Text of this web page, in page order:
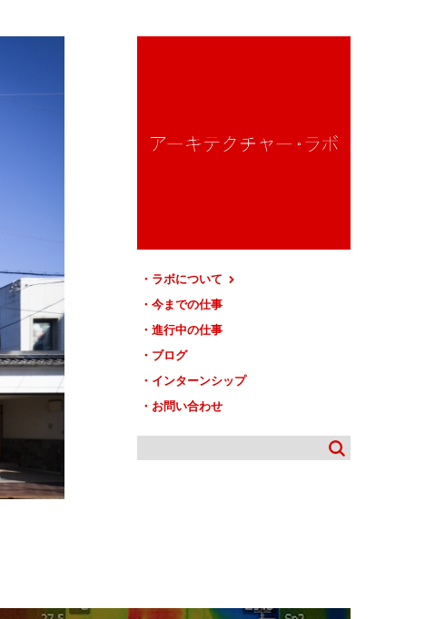
ラボについて
今までの仕事
進行中の仕事
ブログ
インターンシップ
お問い合わせ